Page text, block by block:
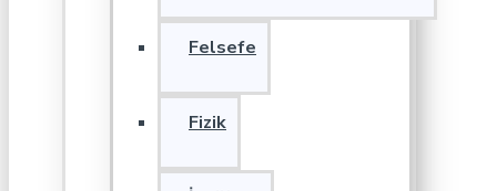
Felsefe
Fizik